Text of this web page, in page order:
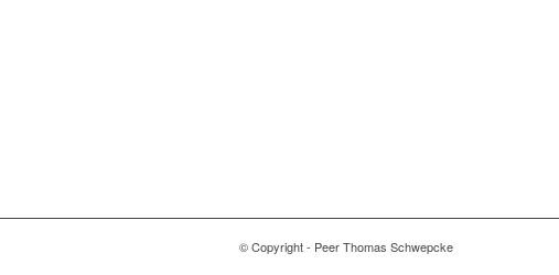
© Copyright - Peer Thomas Schwepcke